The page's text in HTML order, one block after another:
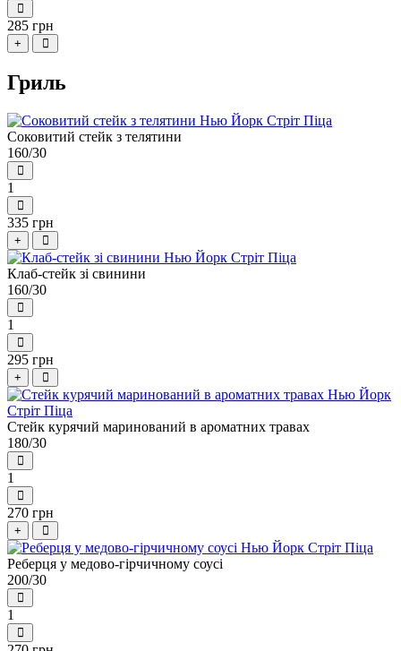
285 грн
+
Гриль
Соковитий стейк з телятини
160/30
1
335 грн
+
Клаб-стейк зі свинини
160/30
1
295 грн
+
Стейк курячий маринований в ароматних травах
180/30
1
270 грн
+
Реберця у медово-гірчичному соусі
200/30
1